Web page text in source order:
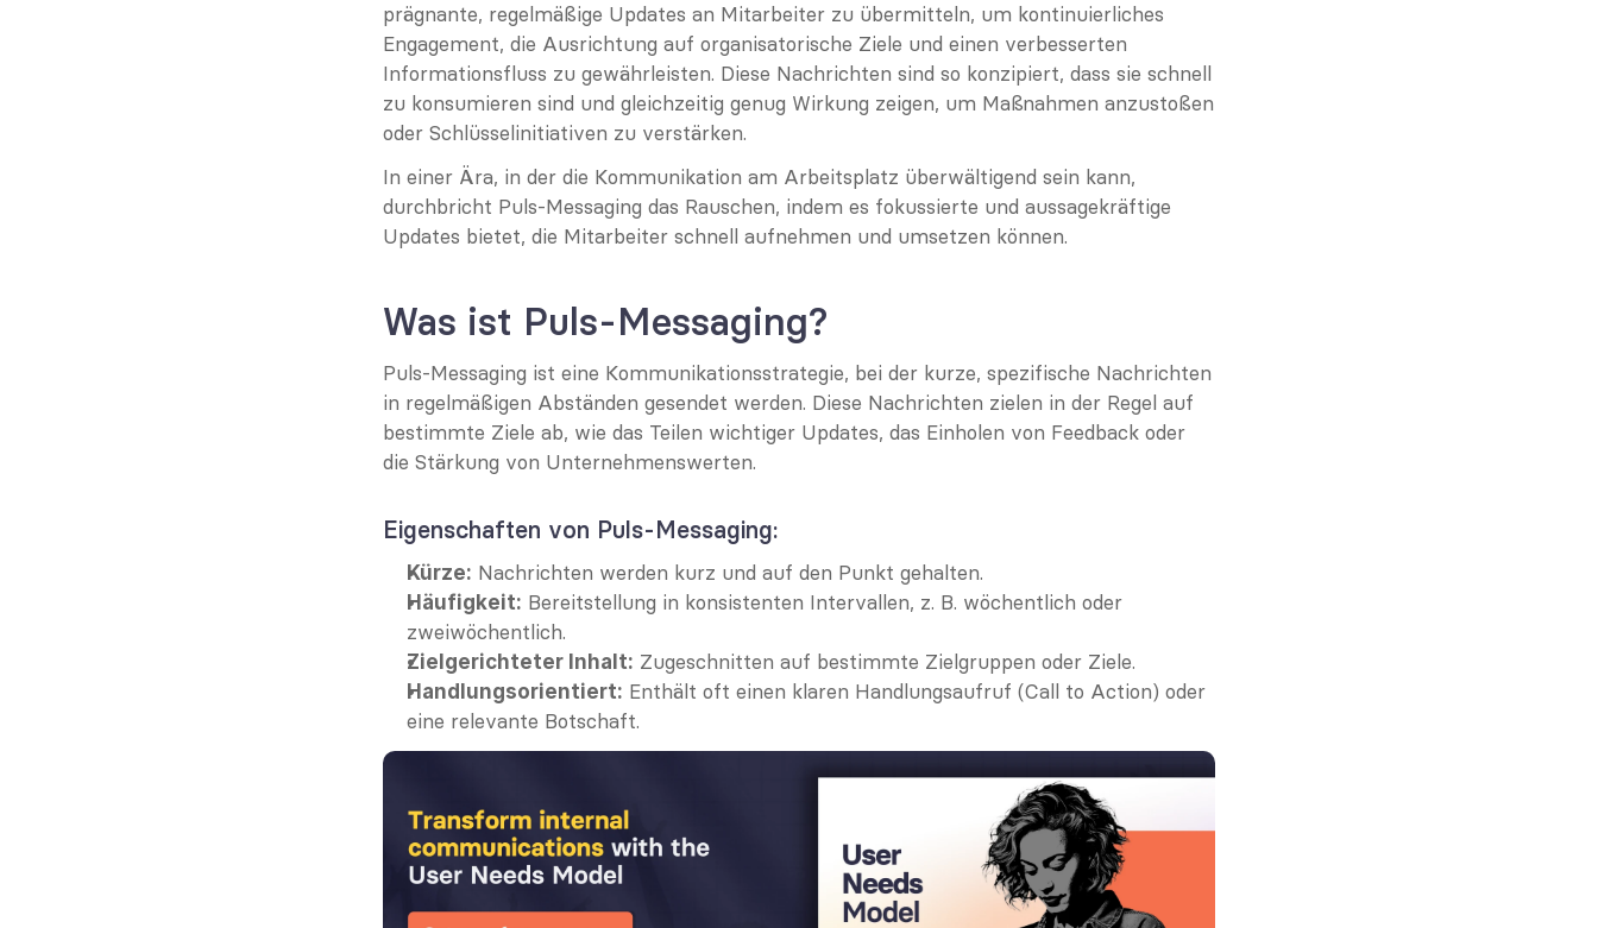
prägnante, regelmäßige Updates an Mitarbeiter zu übermitteln, um kontinuierliches
Engagement, die Ausrichtung auf organisatorische Ziele und einen verbesserten
Informationsfluss zu gewährleisten. Diese Nachrichten sind so konzipiert, dass sie schnell
zu konsumieren sind und gleichzeitig genug Wirkung zeigen, um Maßnahmen anzustoßen
oder Schlüsselinitiativen zu verstärken.
In einer Ära, in der die Kommunikation am Arbeitsplatz überwältigend sein kann,
durchbricht Puls-Messaging das Rauschen, indem es fokussierte und aussagekräftige
Updates bietet, die Mitarbeiter schnell aufnehmen und umsetzen können.
Was ist Puls-Messaging?
Puls-Messaging ist eine Kommunikationsstrategie, bei der kurze, spezifische Nachrichten
in regelmäßigen Abständen gesendet werden. Diese Nachrichten zielen in der Regel auf
bestimmte Ziele ab, wie das Teilen wichtiger Updates, das Einholen von Feedback oder
die Stärkung von Unternehmenswerten.
Eigenschaften von Puls-Messaging:
Kürze: Nachrichten werden kurz und auf den Punkt gehalten.
Häufigkeit: Bereitstellung in konsistenten Intervallen, z. B. wöchentlich oder
zweiwöchentlich.
Zielgerichteter Inhalt: Zugeschnitten auf bestimmte Zielgruppen oder Ziele.
Handlungsorientiert: Enthält oft einen klaren Handlungsaufruf (Call to Action) oder
eine relevante Botschaft.